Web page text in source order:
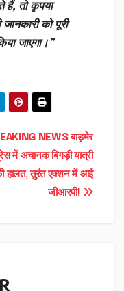
हैं, तो कृपया
को पूरी
जाएगा।”
NEWS बाड़मेर
में अचानक बिगड़ी यात्री
हालत, तुरंत एक्शन में आई
जीआरपी!